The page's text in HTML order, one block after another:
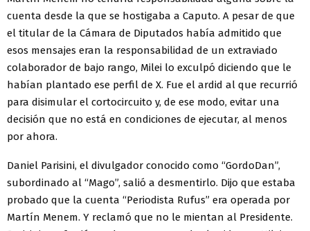
cuenta desde la que se hostigaba a Caputo. A pesar de que
el titular de la Cámara de Diputados había admitido que
esos mensajes eran la responsabilidad de un extraviado
colaborador de bajo rango, Milei lo exculpó diciendo que le
habían plantado ese perfil de X. Fue el ardid al que recurrió
para disimular el cortocircuito y, de ese modo, evitar una
decisión que no está en condiciones de ejecutar, al menos
por ahora.
Daniel Parisini, el divulgador conocido como “GordoDan”,
subordinado al “Mago”, salió a desmentirlo. Dijo que estaba
probado que la cuenta “Periodista Rufus” era operada por
Martín Menem. Y reclamó que no le mientan al Presidente.